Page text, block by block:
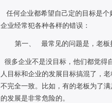
任何企业都希望自己定的目标是
企业经常犯各种各样的错误：
第一、 最常见的问题是，老
很多企业不是没目标，他们都觉得
人目标和企业的发展目标搞混了，
不完全一致。比如，有的老板为了
的发展是非常危险的。